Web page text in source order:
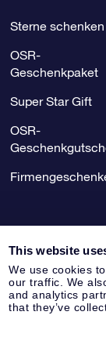
This website
We use cookies
our traffic. We
and analytics
that they’ve
Sterne schenken
OSR-
Geschenkpaket
Super Star Gift
OSR-